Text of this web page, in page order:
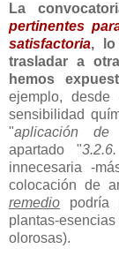
La
pertinentes
satisfactoria, lo
trasladar a
hemos
ejemplo,
sensibilidad
"aplicación
apartado "
innecesaria -
colocación de
remedio podría
plantas-
olorosas).